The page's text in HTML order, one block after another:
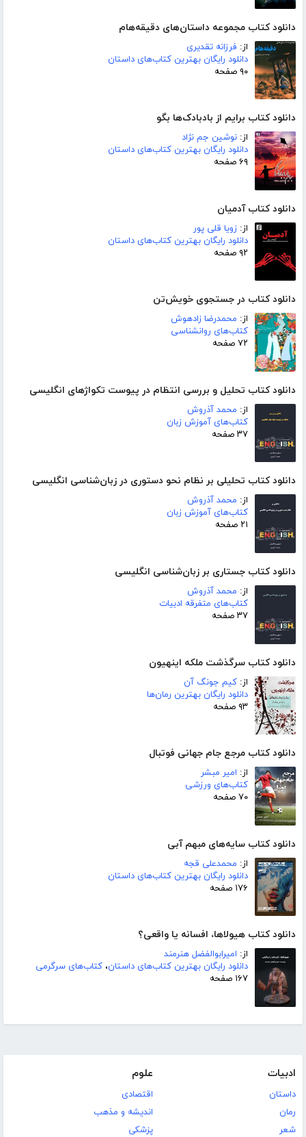
دانلود کتاب مجموعه داستان‌های دقیقه‌هام
از: فرزانه تقدیری
دانلود رایگان بهترین کتاب‌های داستان
۹۰ صفحه
دانلود کتاب برایم از بادبادک‌ها بگو
از: نوشین جم نژاد
دانلود رایگان بهترین کتاب‌های داستان
۶۹ صفحه
دانلود کتاب آدمیان
از: زویا قلی پور
دانلود رایگان بهترین کتاب‌های داستان
۹۲ صفحه
دانلود کتاب در جستجوی خویش‌تن
از: محمدرضا زادهوش
کتاب‌های روانشناسی
۷۲ صفحه
دانلود کتاب تحلیل و بررسی انتظام در پیوست تکواژهای انگلیسی
از: محمد آذروش
کتاب‌های آموزش زبان
۳۷ صفحه
دانلود کتاب تحلیلی بر نظام نحو دستوری در زبان‌شناسی انگلیسی
از: محمد آذروش
کتاب‌های آموزش زبان
۲۱ صفحه
دانلود کتاب جستاری بر زبان‌شناسی انگلیسی
از: محمد آذروش
کتاب‌های متفرقه ادبیات
۳۷ صفحه
دانلود کتاب سرگذشت ملکه اینهیون
از: کیم جونگ آن
دانلود رایگان بهترین رمان‌ها
۹۳ صفحه
دانلود کتاب مرجع جام جهانی فوتبال
از: امیر مبشر
کتاب‌های ورزشی
۷۰ صفحه
دانلود کتاب سایه‌های مبهم آبی
از: محمدعلی قجه
دانلود رایگان بهترین کتاب‌های داستان
۱۷۶ صفحه
دانلود کتاب هیولاها، افسانه یا واقعی؟
از: امیرابوالفضل هنرمند
دانلود رایگان بهترین کتاب‌های داستان، کتاب‌های سرگرمی
۱۶۷ صفحه
ادبیات
داستان
رمان
شعر
علوم
اقتصادی
اندیشه و مذهب
پزشکی